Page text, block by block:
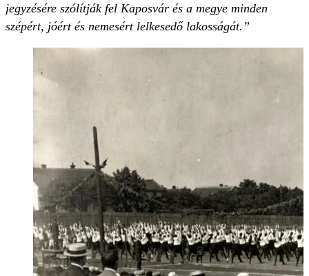
jegyzésére szólítják fel Kaposvár és a megye minden
szépért, jóért és nemesért lelkesedő lakosságát.”